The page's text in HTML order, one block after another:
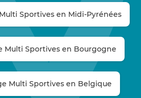
Sportives en Midi-Pyrénées
Multi Sportives en Bourgogne
Multi Sportives en Belgique